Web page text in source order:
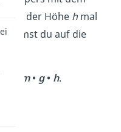
und der Höhe hmal
du auf die
m• g• h.